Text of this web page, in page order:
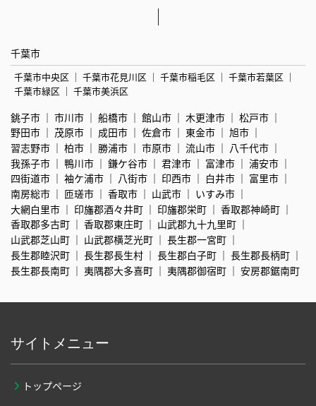
千葉市
千葉市中央区 千葉市花見川区 千葉市稲毛区
千葉市若葉区
千葉市緑区
千葉市美浜区
銚子市 市川市 船橋市 館山市 木更津市
松戸市
野田市
茂原市 成田市 佐倉市 東金市
旭市
習志野市
柏市 勝浦市 市原市 流山市
八千代市
我孫子市
鴨川市 鎌ケ谷市 君津市 富津市
浦安市
四街道市
袖ケ浦市 八街市 印西市 白井市
富里市
南房総市
匝瑳市 香取市 山武市
いすみ市
大網白里市
印旛郡酒々井町 印旛郡栄町
香取郡神崎町
香取郡多古町
香取郡東庄町
山武郡九十九里町
山武郡芝山町
山武郡横芝光町
長生郡一宮町
長生郡睦沢町
長生郡長生村 長生郡白子町
長生郡長柄町
長生郡長南町
夷隅郡大多喜町 夷隅郡御宿町 安房郡鋸南町
サイトメニュー
トップページ